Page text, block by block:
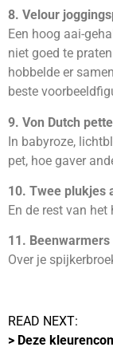
8. Velour
Een hoog aai-
niet goed te
hobbelde er
beste
9. Von Dutch
In babyroze,
pet, hoe gaver
10. Twee plukjes
En de rest van
11. Beenwarmers
Over je
READ NEXT:
> Deze